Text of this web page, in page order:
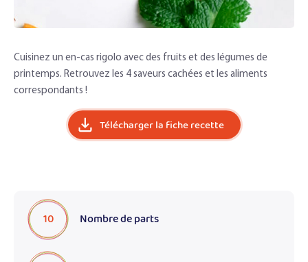
Cuisinez un en-cas rigolo avec des fruits et des légumes de
printemps. Retrouvez les 4 saveurs cachées et les aliments
correspondants !
Télécharger la fiche recette
10 Nombre de parts